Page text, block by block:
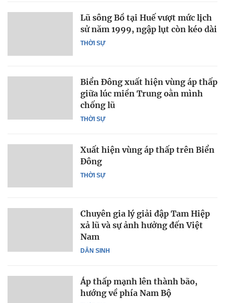
THỜI SỰ
Lũ sông Bồ tại Huế vượt mức lịch
sử năm 1999, ngập lụt còn kéo dài
THỜI SỰ
Biển Đông xuất hiện vùng áp thấp
giữa lúc miền Trung oằn mình
chống lũ
THỜI SỰ
Xuất hiện vùng áp thấp trên Biển
Đông
DÂN SINH
Chuyên gia lý giải đập Tam Hiệp
xả lũ và sự ảnh hưởng đến Việt
Nam
Áp thấp mạnh lên thành bão,
hướng về phía Nam Bộ